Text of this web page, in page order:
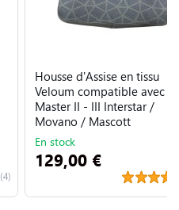
(4)
Housse d'Assise en tissu
Veloum compatible avec
Master II - III Interstar /
Movano / Mascott
En stock
129,00 €